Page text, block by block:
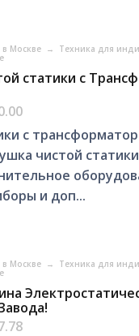
в Москве → Техника для
статики c
с
чистой
и доп...
в Москве → Техника для